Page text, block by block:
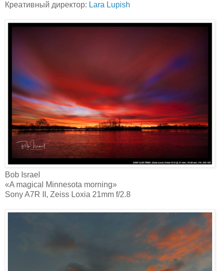
Креативный директор: Lara Lupish
Bob Israel‎
«A magical Minnesota morning»
Sony A7R II, Zeiss Loxia 21mm f/2.8